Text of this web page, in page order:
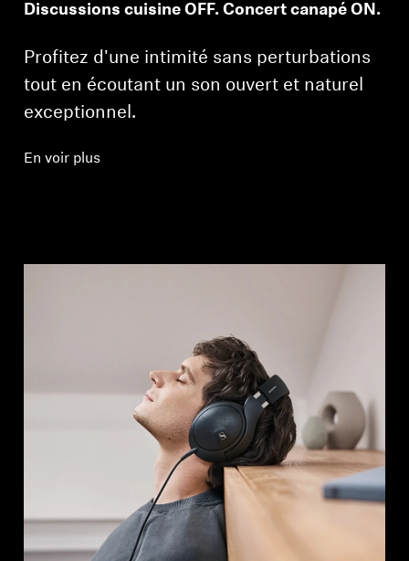
Discussions cuisine OFF. Concert canapé ON.
Profitez d'une intimité sans perturbations
tout en écoutant un son ouvert et naturel
exceptionnel.
En voir plus